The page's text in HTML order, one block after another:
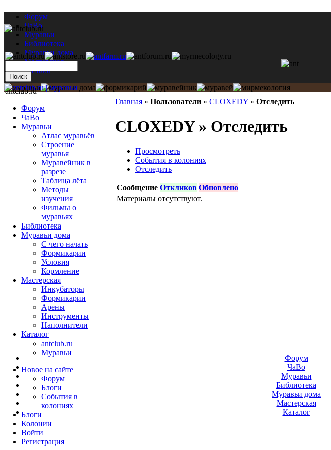
Форум
ЧаВо
Муравьи
Библиотека
Муравьи дома
Мастерская
Каталог
Главная » Пользователи » CLOXEDY » Отследить
CLOXEDY » Отследить
Просмотреть
События в колониях
Отследить
Сообщение Откликов Обновлено
Материалы отсутствуют.
antclub.ru
Форум
ЧаВо
Муравьи
Атлас муравьёв
Строение
муравья
Муравейник в
разрезе
Таблица лёта
Методы
изучения
Фильмы о
муравьях
Библиотека
Муравьи дома
С чего начать
Формикарии
Условия
Кормление
Мастерская
Инкубаторы
Формикарии
Арены
Инструменты
Наполнители
Каталог
antclub.ru
Муравьи
Новое на сайте
Форум
Блоги
События в
колониях
Блоги
Колонии
Войти
Peгиcтpaция
Форум
ЧаВо
Муравьи
Библиотека
Муравьи дома
Мастерская
Каталог